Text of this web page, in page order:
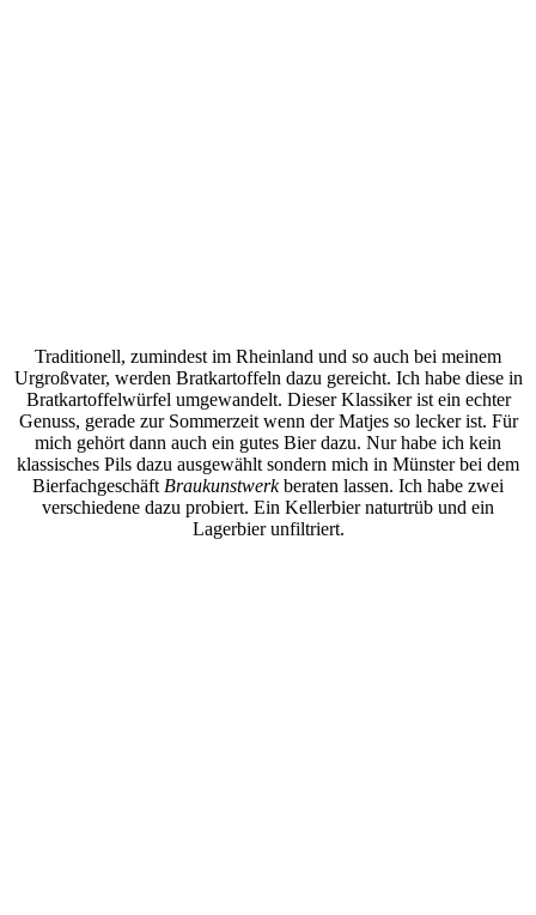
Traditionell, zumindest im Rheinland und so auch bei meinem
Urgroßvater, werden Bratkartoffeln dazu gereicht. Ich habe diese in
Bratkartoffelwürfel umgewandelt. Dieser Klassiker ist ein echter
Genuss, gerade zur Sommerzeit wenn der Matjes so lecker ist. Für
mich gehört dann auch ein gutes Bier dazu. Nur habe ich kein
klassisches Pils dazu ausgewählt sondern mich in Münster bei dem
Bierfachgeschäft Braukunstwerkberaten lassen. Ich habe zwei
verschiedene dazu probiert. Ein Kellerbier naturtrüb und ein
Lagerbier unfiltriert.